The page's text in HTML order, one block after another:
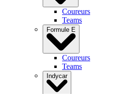
Coureurs
Teams
Formule E
Coureurs
Teams
Indycar